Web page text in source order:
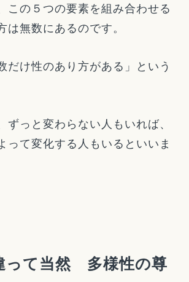
この５つの要素を組み合わせる
は無数にあるのです。
だけ性のあり方がある」という
ずっと変わらない人もいれば、
って変化する人もいるといいま
って当然 多様性の尊